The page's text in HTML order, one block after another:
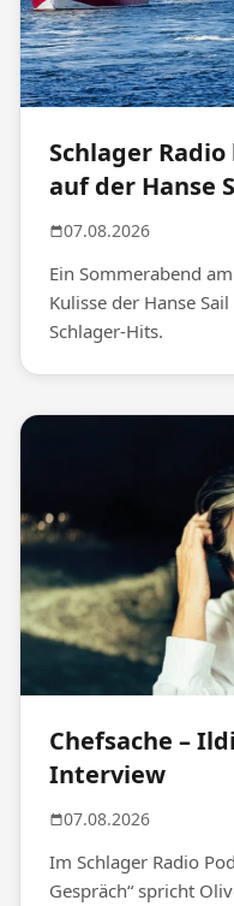
Schlager
auf der Hanse
07.08.2026
Ein Sommerabend
Kulisse der Hanse
Schlager-Hits.
Chefsache –
Interview
07.08.2026
Im Schlager Radio
Gespräch“ spricht